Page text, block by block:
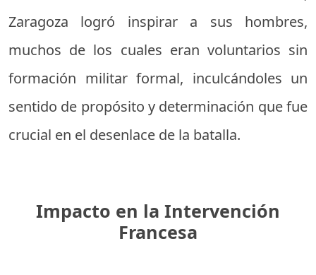
Zaragoza logró inspirar a sus hombres,
muchos de los cuales eran voluntarios sin
formación militar formal, inculcándoles un
sentido de propósito y determinación que fue
crucial en el desenlace de la batalla.
Impacto en la Intervención
Francesa